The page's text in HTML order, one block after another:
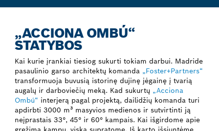
„ACCIONA OMBÚ“
STATYBOS
Kai kurie įrankiai tiesiog sukurti tokiam darbui. Madride
pasaulinio garso architektų komanda „Foster+Partners“
transformuoja buvusią istorinę dujinę jėgainę į tvarią
augalų ir darboviečių meką. Kad sukurtų „Acciona
Ombú“ interjerą pagal projektą, dailidžių komanda turi
apdirbti 3000 m³ masyvios medienos ir sutvirtinti ją
neįprastais 33°, 45° ir 60° kampais. Kai išgirdome apie